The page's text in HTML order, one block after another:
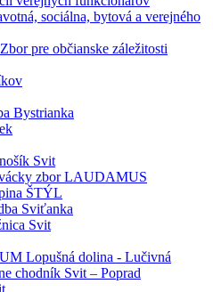
sociálna, bytová a verejného
pre občianske záležitosti
Bystrianka
Svit
zbor LAUDAMUS
ŠTÝL
Sviťanka
Svit
Lopušná dolina - Lučivná
chodník Svit – Poprad